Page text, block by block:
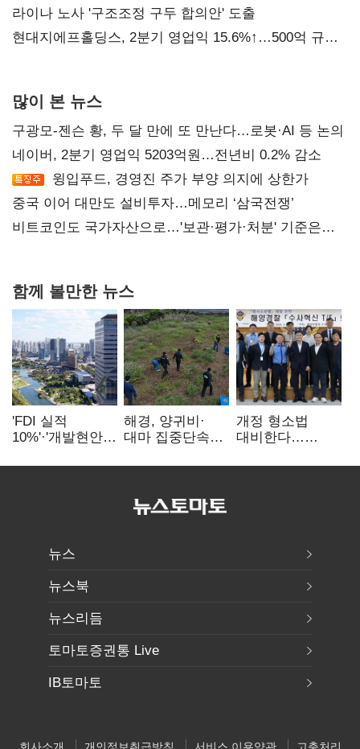
라이나 노사 '구조조정 구두 합의안' 도출
현대지에프홀딩스, 2분기 영업익 15.6%↑…500억 규모
많이 본 뉴스
구광모-젠슨 황, 두 달 만에 또 만난다…로봇·AI 등 논의
네이버, 2분기 영업익 5203억원…전년비 0.2% 감소
윙입푸드, 경영진 주가 부양 의지에 상한가
중국 이어 대만도 설비투자…메모리 ‘삼국전쟁’
비트코인도 국가자산으로…'보관·평가·처분' 기준은
함께 볼만한 뉴스
'FDI 실적
10%'·'개발현안
인천경제청장
해경, 양귀비·
대마 집중단속…
249명 검거
개정 형소법
대비한다…
'수사혁신TF'
뉴스
뉴스북
뉴스리듬
토마토증권통 Live
IB토마토